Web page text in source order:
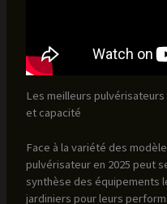
Les meilleurs pulvérisateurs
et capacité
Face à la variété des
pulvérisateur en 2025 peut
synthèse des équipements
jardiniers pour leurs